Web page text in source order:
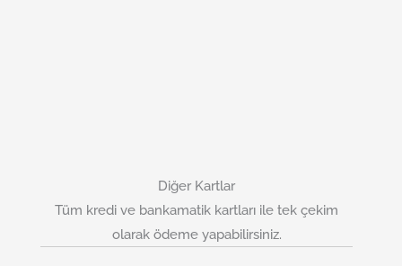
Diğer Kartlar
Tüm kredi ve bankamatik kartları ile tek çekim
olarak ödeme yapabilirsiniz.